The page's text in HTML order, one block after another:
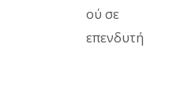
ού σε
επενδυτή